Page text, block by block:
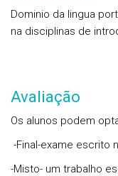
Dominio da lingua
na disciplinas de
Avaliação
Os alunos podem
-Final-exame escrito
-Misto- um trabalho